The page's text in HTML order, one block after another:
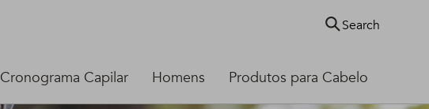
Cronograma Capilar Homens Produtos para Cabelo
Search